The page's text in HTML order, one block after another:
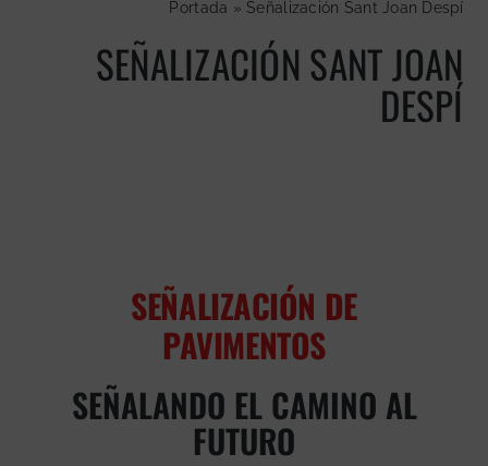
Nosotros
Portada » Señalización Sant Joan Despí
SEÑALIZACIÓN SANT JOAN
DESPÍ
SEÑALIZACIÓN DE
PAVIMENTOS
SEÑALANDO EL CAMINO AL
FUTURO